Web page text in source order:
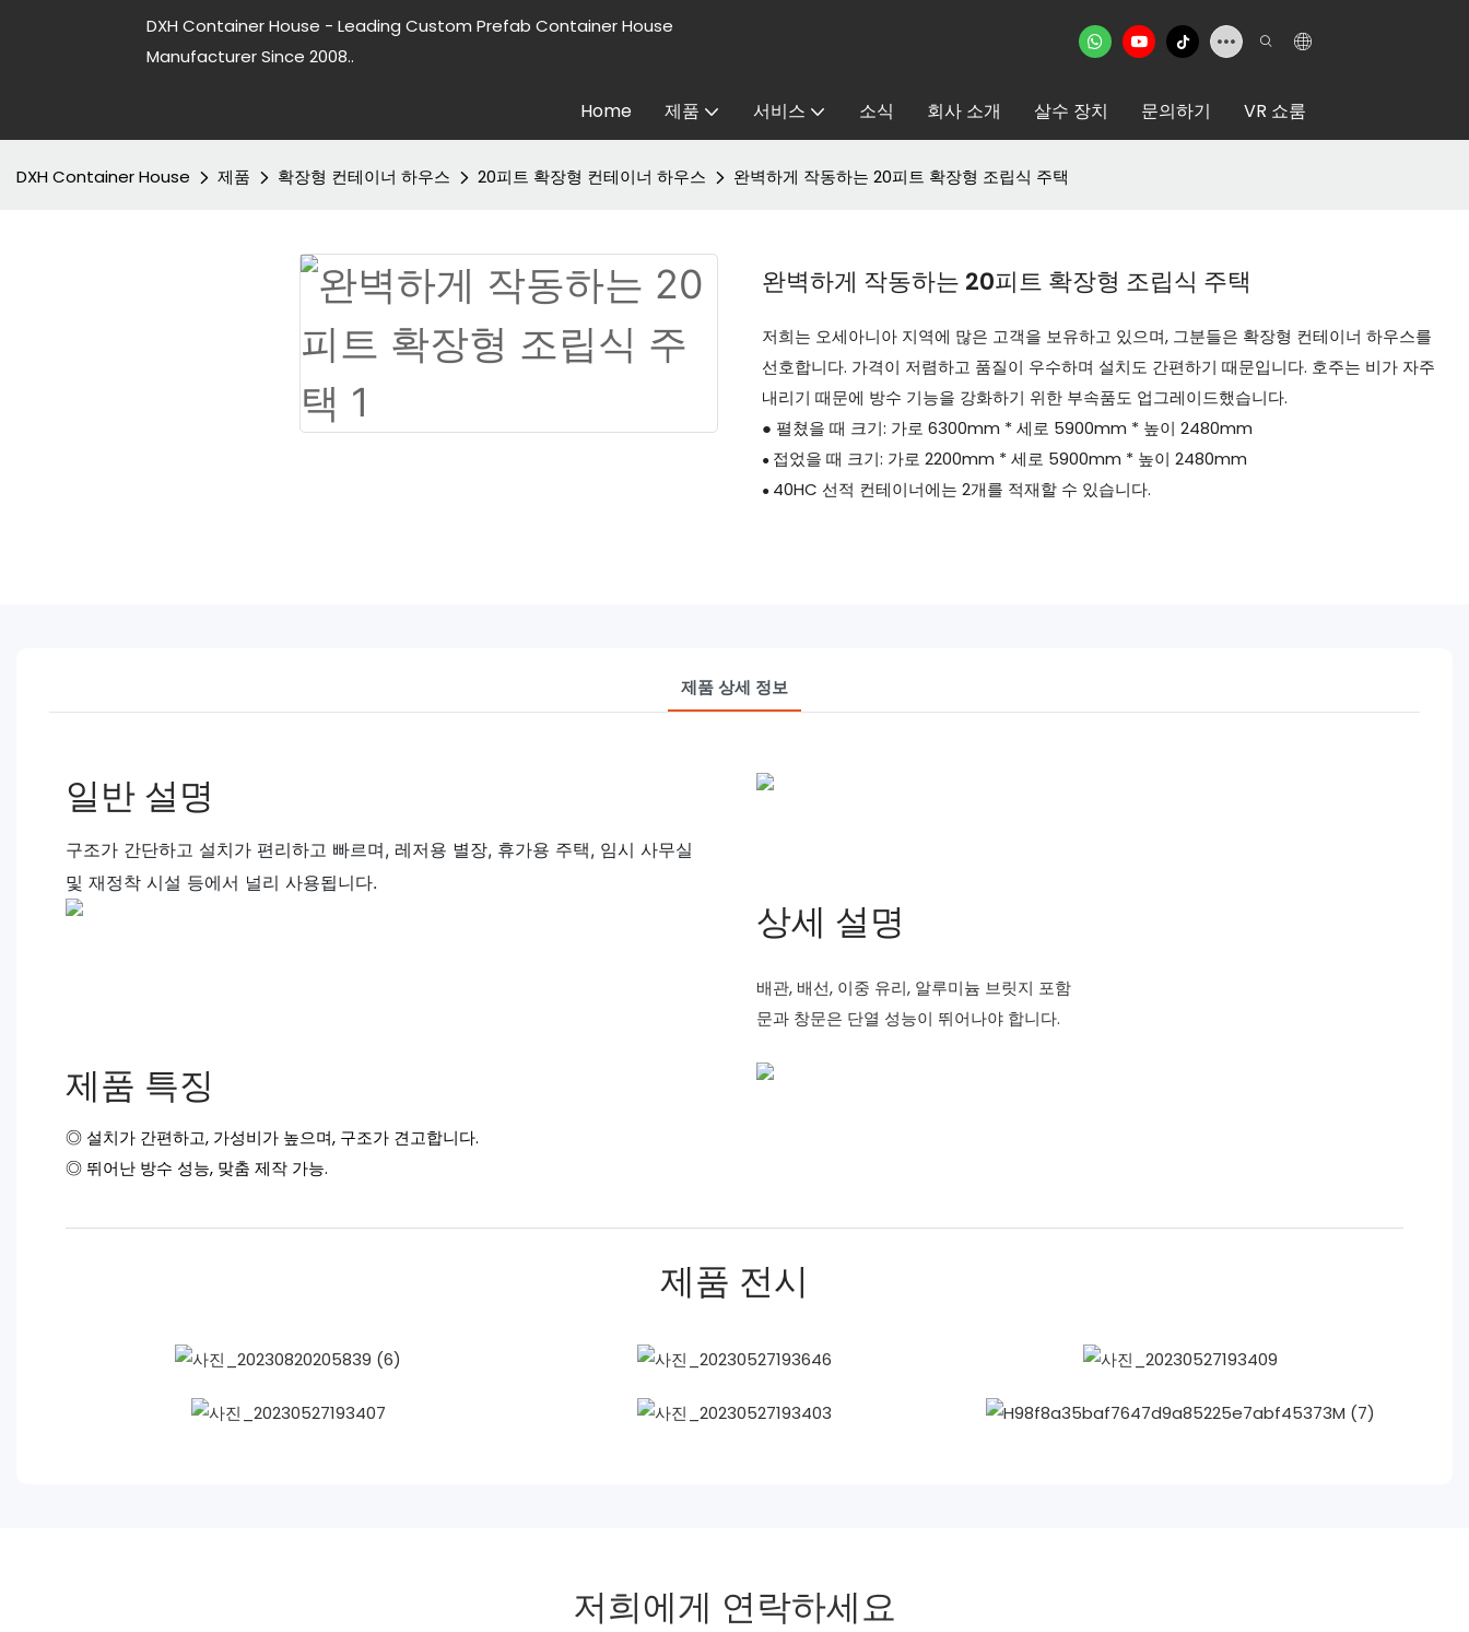
DXH Container House - Leading Custom Prefab Container House
Manufacturer Since 2008..
Home 제품 서비스 소식 회사 소개 살수 장치 문의하기 VR 쇼룸
DXH Container House 제품 확장형 컨테이너 하우스 20피트 확장형 컨테이너 하우스 완벽하게 작동하는 20피트 확장형 조립식 주택
완벽하게 작동하는 20피트 확장형 조립식 주택
저희는 오세아니아 지역에 많은 고객을 보유하고 있으며, 그분들은 확장형 컨테이너 하우스를
선호합니다. 가격이 저렴하고 품질이 우수하며 설치도 간편하기 때문입니다. 호주는 비가 자주
내리기 때문에 방수 기능을 강화하기 위한 부속품도 업그레이드했습니다.
● 펼쳤을 때 크기: 가로 6300mm * 세로 5900mm * 높이 2480mm
● 접었을 때 크기: 가로 2200mm * 세로 5900mm * 높이 2480mm
● 40HC 선적 컨테이너에는 2개를 적재할 수 있습니다.
제품 상세 정보
일반 설명
구조가 간단하고 설치가 편리하고 빠르며, 레저용 별장, 휴가용 주택, 임시 사무실
및 재정착 시설 등에서 널리 사용됩니다.
상세 설명
배관, 배선, 이중 유리, 알루미늄 브릿지 포함
문과 창문은 단열 성능이 뛰어나야 합니다.
제품 특징
◎ 설치가 간편하고, 가성비가 높으며, 구조가 견고합니다.
◎ 뛰어난 방수 성능, 맞춤 제작 가능.
제품 전시
저희에게 연락하세요